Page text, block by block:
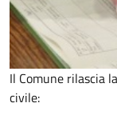
Il Comune rilascia
civile: